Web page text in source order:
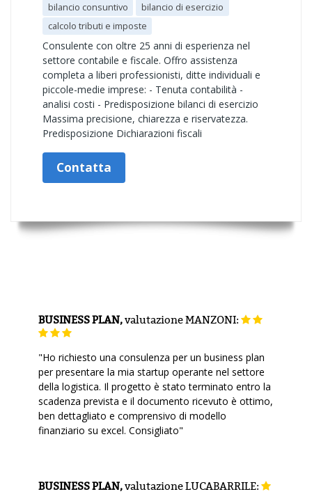
bilancio consuntivo
bilancio di esercizio
calcolo tributi e imposte
Consulente con oltre 25 anni di esperienza nel
settore contabile e fiscale. Offro assistenza
completa a liberi professionisti, ditte individuali e
piccole-medie imprese: - Tenuta contabilità -
analisi costi - Predisposizione bilanci di esercizio
Massima precisione, chiarezza e riservatezza.
Predisposizione Dichiarazioni fiscali
Contatta
BUSINESS PLAN,valutazioneMANZONI:
"Ho richiesto una consulenza per un business plan
per presentare la mia startup operante nel settore
della logistica. Il progetto è stato terminato entro la
scadenza prevista e il documento ricevuto è ottimo,
ben dettagliato e comprensivo di modello
finanziario su excel. Consigliato"
BUSINESS PLAN,valutazioneLUCABARRILE: